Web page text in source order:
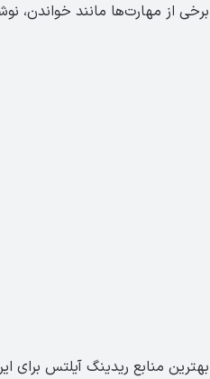
برخی از مهارت‌ها مانند خواندن،
بهترین منابع ریدینگ آیلتس